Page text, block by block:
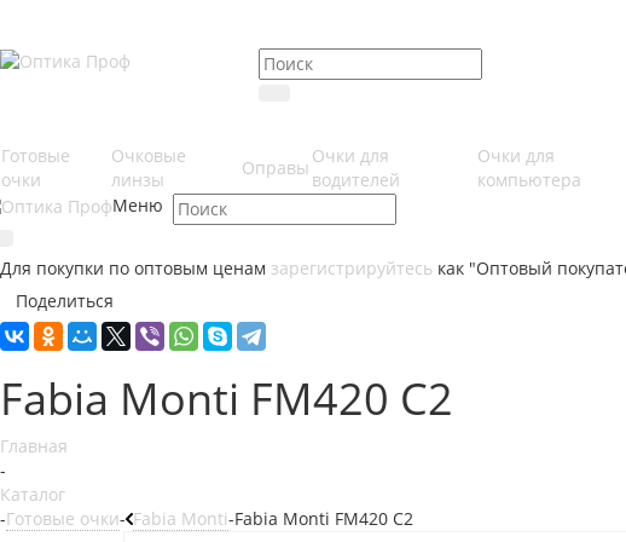
Готовые
очки
Очковые
линзы
Оправы
Очки для
водителей
Очки для
компьютера
Меню
Для покупки по оптовым ценам зарегистрируйтесь как "Оптовый
Поделиться
Fabia Monti FM420 C2
Главная
-
Каталог
-Готовые очки- Fabia Monti-Fabia Monti FM420 C2